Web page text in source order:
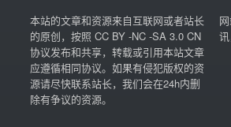
本站的文章和资源来自互联网或者站长
的原创，按照 CC BY -NC -SA 3.0 CN
协议发布和共享，转载或引用本站文章
应遵循相同协议。如果有侵犯版权的资
源请尽快联系站长，我们会在24h内删
除有争议的资源。